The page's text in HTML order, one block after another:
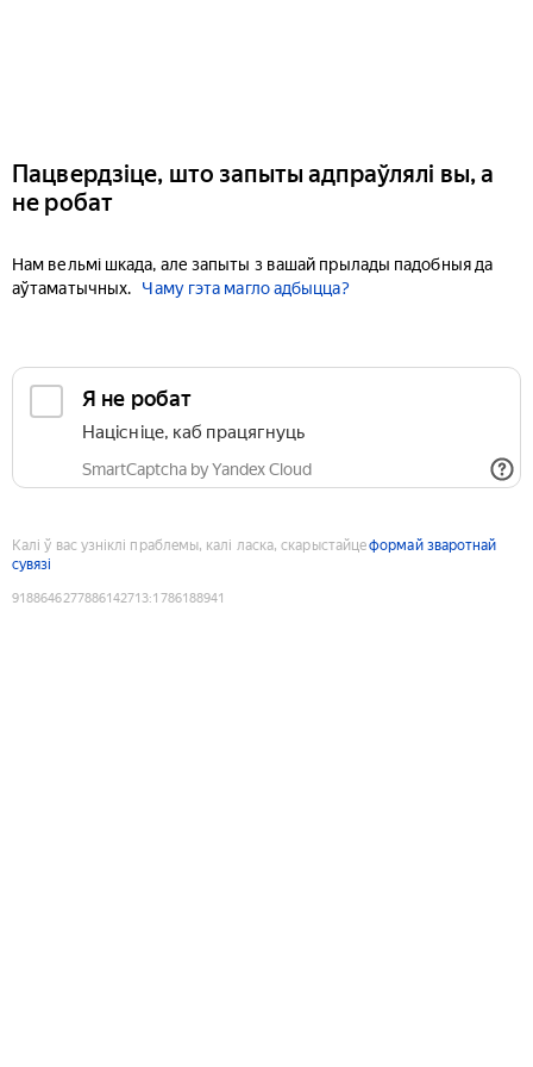
Пацвердзіце, што запыты адпраўлялі вы, а
не робат
Нам вельмі шкада, але запыты з вашай прылады падобныя да
аўтаматычных.
Чаму гэта магло адбыцца?
Я не робат
Націсніце, каб працягнуць
SmartCaptcha by Yandex Cloud
Калі ў вас узніклі праблемы, калі ласка, скарыстайцеформай зваротнай
сувязі
9188646277886142713:1786188941